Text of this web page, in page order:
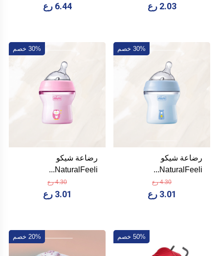
2.03 رع 6.44 رع
30% خصم
رضاعة شيكو
NaturalFeeli...
4.30 رع
3.01 رع
30% خصم
رضاعة شيكو
NaturalFeeli...
4.30 رع
3.01 رع
50% خصم 20% خصم